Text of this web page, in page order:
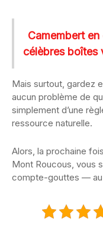
Camembert
célèbres boîtes
Mais surtout, gardez
aucun problème de
simplement d’une
ressource naturelle.
Alors, la prochaine
Mont Roucous, vous
compte-gouttes — au